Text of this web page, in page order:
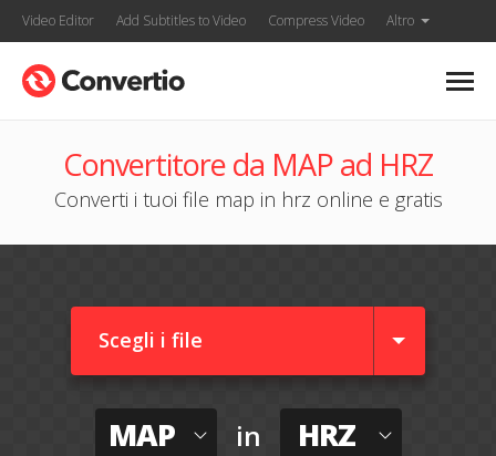
Video Editor Add Subtitles to Video Compress Video Altro
Convertitore da MAP ad HRZ
Converti i tuoi file map in hrz online e gratis
Scegli i file
MAP in HRZ